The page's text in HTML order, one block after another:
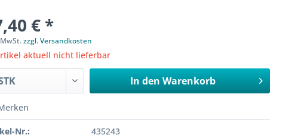
€ *
zzgl. Versandkosten
aktuell nicht lieferbar
In den Warenkorb
Nr.: 435243